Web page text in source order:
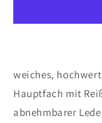
S
weiches,
Hauptfach mit
abnehmbarer